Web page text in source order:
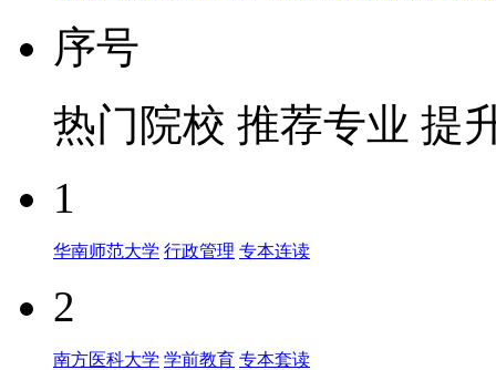
序号
热门院校 推荐专业 提
1
华南师范大学 行政管理 专本连读
2
南方医科大学 学前教育 专本套读